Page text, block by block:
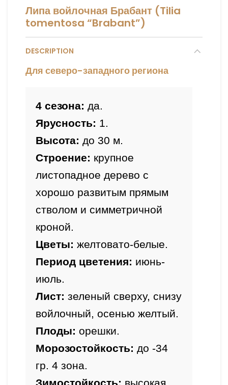
Липа войлочная Брабант (Tilia
tomentosa “Brabant”)
DESCRIPTION
Для северо-западного региона
4 сезона: да.
Ярусность: 1.
Высота: до 30 м.
Строение: крупное
листопадное дерево с
хорошо развитым прямым
стволом и симметричной
Цветы: желтовато-белые.
Период цветения: июнь-
июль.
Лист: зеленый сверху, снизу
войлочный, осенью желтый.
Плоды: орешки.
Морозостойкость: до -34
гр. 4 зона.